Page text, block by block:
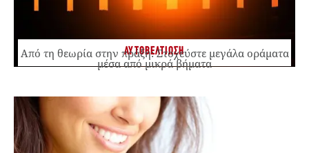
ΑΥΤΟΒΕΛΤΙΩΣΗ
Από τη θεωρία στην πράξη: Στοχεύστε μεγάλα οράματα
μέσα από μικρά βήματα